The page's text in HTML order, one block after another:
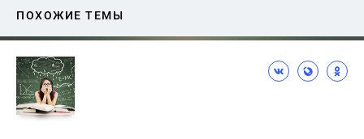
ПОХОЖИЕ ТЕМЫ